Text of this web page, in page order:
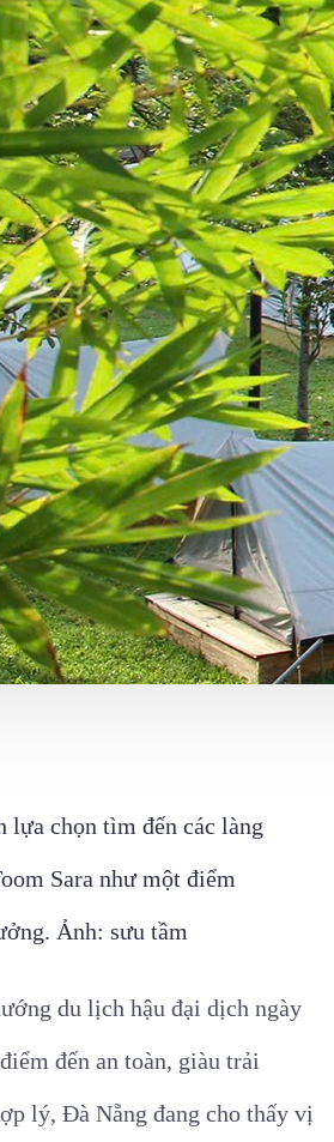
lựa chọn tìm đến các làng
Sara như một điểm
Ảnh: sưu tầm
du lịch hậu đại dịch ngày
đến an toàn, giàu trải
lý, Đà Nẵng đang cho thấy vị